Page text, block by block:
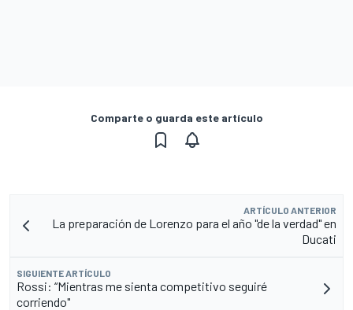
Comparte o guarda este artículo
ARTÍCULO ANTERIOR
La preparación de Lorenzo para el año "de la verdad" en
Ducati
SIGUIENTE ARTÍCULO
Rossi: “Mientras me sienta competitivo seguiré
corriendo"